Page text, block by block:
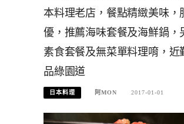
本料理老店，餐點精緻美味，
優，推薦海味套餐及海鮮鍋，
素食套餐及無菜單料理唷，近
品綠園道
日本料理 阿MON 2017-01-01